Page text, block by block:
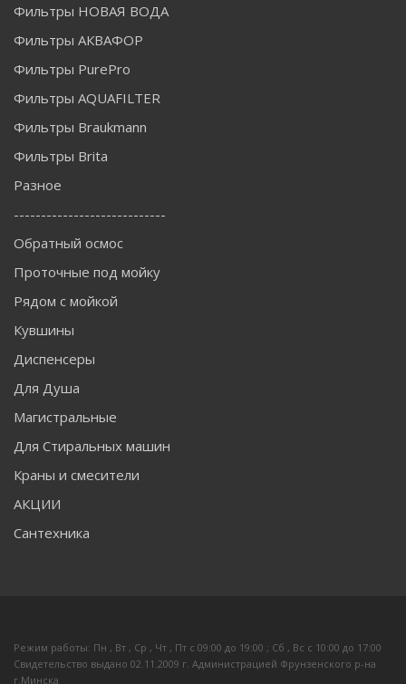
Фильтры НОВАЯ ВОДА
Фильтры АКВАФОР
Фильтры PurePro
Фильтры AQUAFILTER
Фильтры Braukmann
Фильтры Brita
Разное
----------------------------
Обратный осмос
Проточные под мойку
Рядом с мойкой
Кувшины
Диспенсеры
Для Душа
Магистральные
Для Стиральных машин
Краны и смесители
АКЦИИ
Сантехника
Режим работы: Пн , Вт , Ср , Чт , Пт c 09:00 до 19:00 ; Сб , Вс c 10:00 до 17:00
Свидетельство выдано 02.11.2009 г. Администрацией Фрунзенского р-на
г.Минска